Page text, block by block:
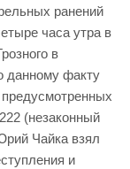
ранений
часа утра в
в
данному факту
(незаконный
Чайка взял
и